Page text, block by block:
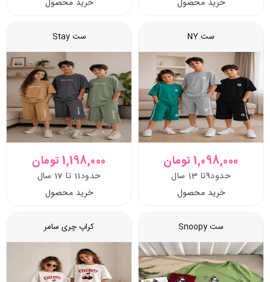
خرید محصول
خرید محصول
ست NY
1,098,000 تومان
حدود9تا 13 سال
خرید محصول
ست Stay
1,198,000 تومان
حدود11 تا 17 سال
خرید محصول
ست Snoopy کراپ چری سامر